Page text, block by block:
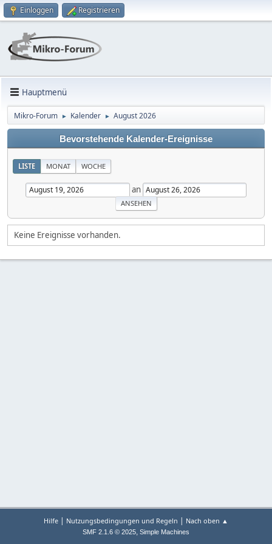
Einloggen Registrieren
Hauptmenü
Mikro-Forum ► Kalender ► August 2026
Bevorstehende Kalender-Ereignisse
LISTE MONAT WOCHE
an
Keine Ereignisse vorhanden.
Hilfe | Nutzungsbedingungen und Regeln | Nach oben ▲
SMF 2.1.6 © 2025, Simple Machines